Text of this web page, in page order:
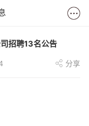
招聘13名公告
分享